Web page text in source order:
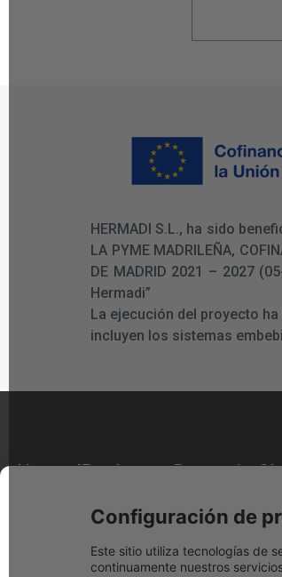
HERMADI S.L., ha sido
LA PYME MADRILEÑA,
DE MADRID 2021 – 2027
Hermadi”
La ejecución del proyecto
incluyen los sistemas
HermadiProductos
marcas
oficial Festool
Promociones
actuales
Festool 2025
Configuración de
Este sitio utiliza tecnologías de
continuamente nuestros